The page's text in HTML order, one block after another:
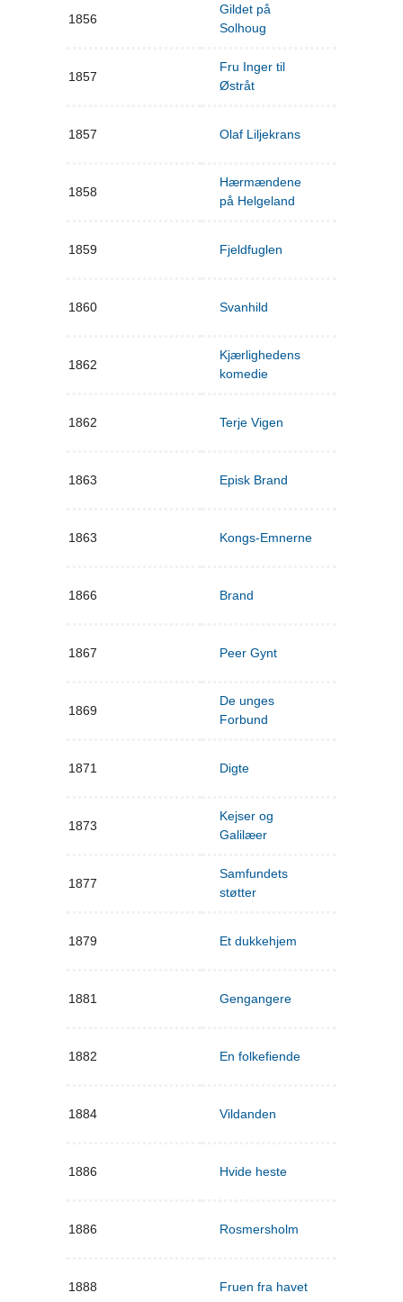
1856
Gildet på
Solhoug
1857
Fru Inger til
Østråt
1857 Olaf Liljekrans
1858
Hærmændene
på Helgeland
1859 Fjeldfuglen
1860 Svanhild
1862
Kjærlighedens
komedie
1862 Terje Vigen
1863 Episk Brand
1863 Kongs-Emnerne
1866 Brand
1867 Peer Gynt
1869
De unges
Forbund
1871 Digte
1873
Kejser og
Galilæer
1877
Samfundets
støtter
1879 Et dukkehjem
1881 Gengangere
1882 En folkefiende
1884 Vildanden
1886 Hvide heste
1886 Rosmersholm
1888 Fruen fra havet